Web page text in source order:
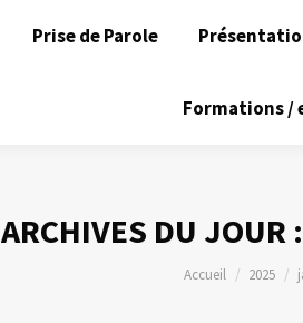
Prise de Parole
Formations /
ARCHIVES DU JOUR :
Vous êtes ici :
Accueil 2025